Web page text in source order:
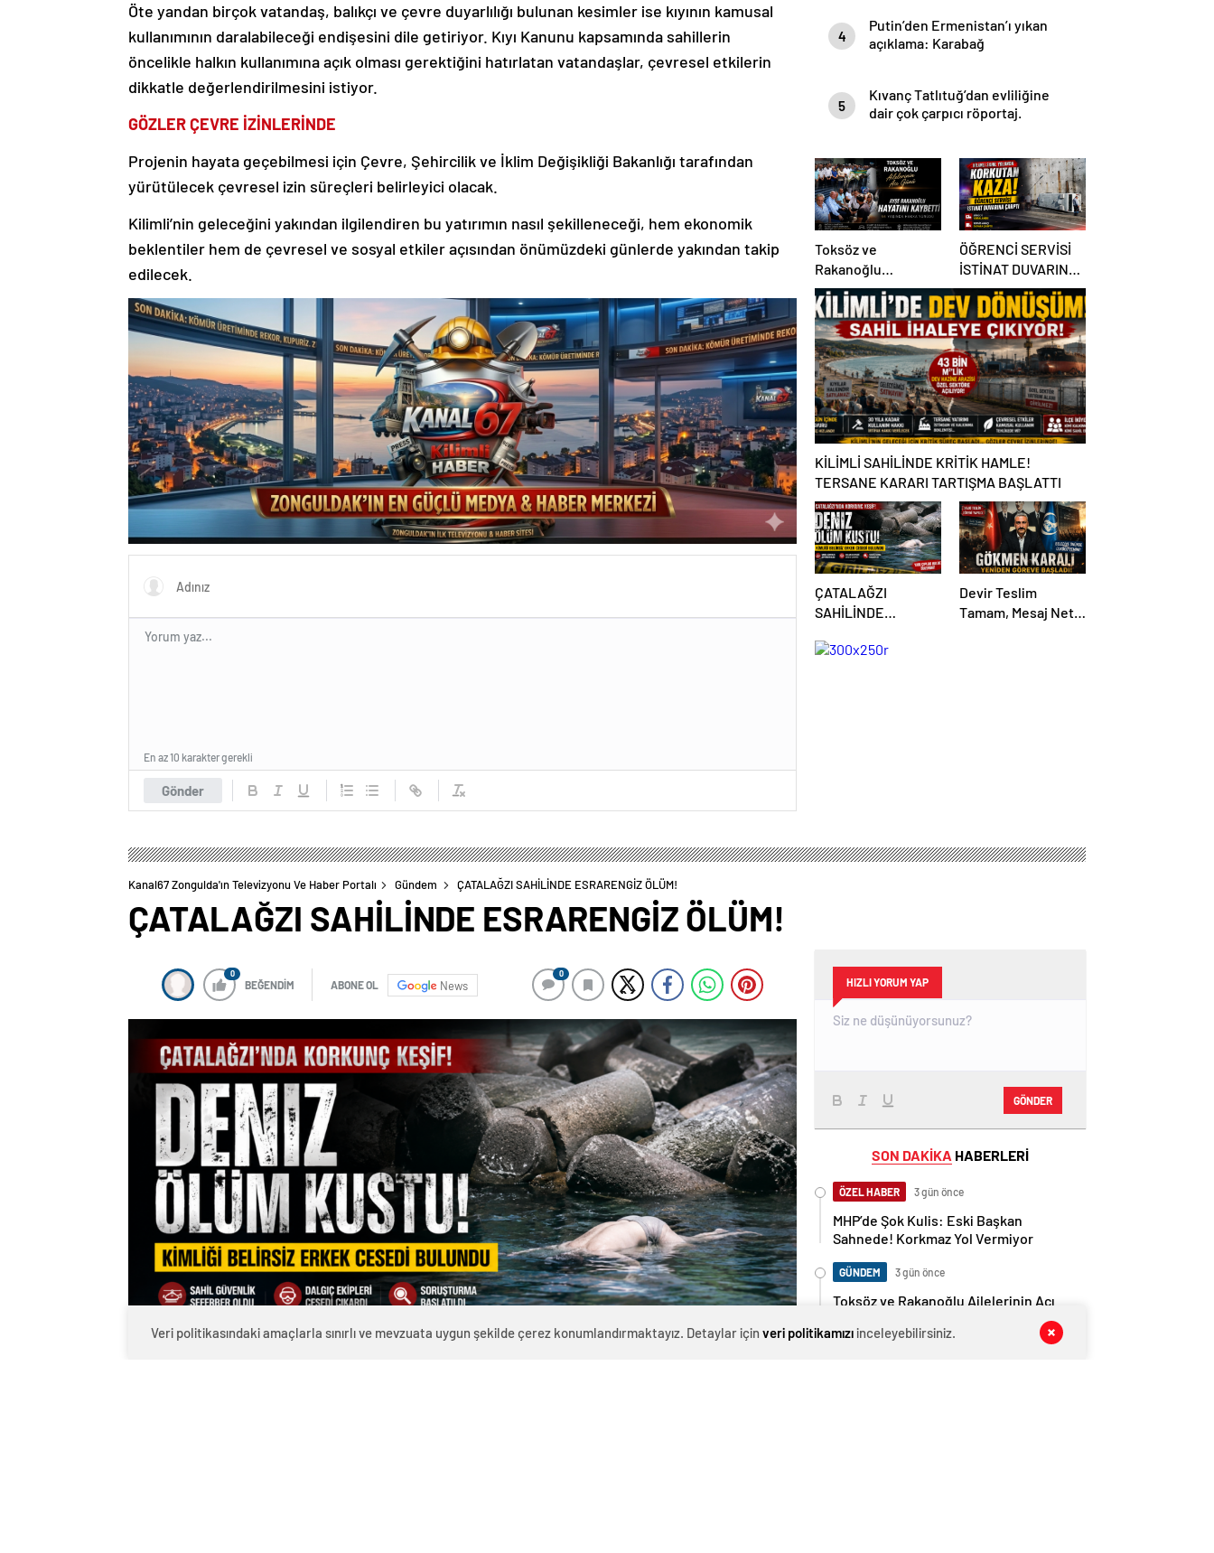
Öte yandan birçok vatandaş, balıkçı ve çevre duyarlılığı bulunan kesimler ise kıyının kamusal
kullanımının daralabileceği endişesini dile getiriyor. Kıyı Kanunu kapsamında sahillerin
öncelikle halkın kullanımına açık olması gerektiğini hatırlatan vatandaşlar, çevresel etkilerin
dikkatle değerlendirilmesini istiyor.
GÖZLER ÇEVRE İZİNLERİNDE
Projenin hayata geçebilmesi için Çevre, Şehircilik ve İklim Değişikliği Bakanlığı tarafından
yürütülecek çevresel izin süreçleri belirleyici olacak.
Kilimli’nin geleceğini yakından ilgilendiren bu yatırımın nasıl şekilleneceği, hem ekonomik
beklentiler hem de çevresel ve sosyal etkiler açısından önümüzdeki günlerde yakından takip
edilecek.
Gönder
En az 10 karakter gerekli
4
Putin’den Ermenistan’ı yıkan
açıklama: Karabağ
5
Kıvanç Tatlıtuğ’dan evliliğine
dair çok çarpıcı röportaj.
Toksöz ve
Rakanoğlu
Ailelerinin Acı Günü
ÖĞRENCİ SERVİSİ
İSTİNAT DUVARINA
ÇARPTI
KİLİMLİ SAHİLİNDE KRİTİK HAMLE!
TERSANE KARARI TARTIŞMA BAŞLATTI
ÇATALAĞZI
SAHİLİNDE
ÖLÜM!
Devir Teslim
Tamam, Mesaj Net
Kanal67 Zongulda'ın Televizyonu Ve Haber Portalı Gündem ÇATALAĞZI SAHİLİNDE ESRARENGİZ ÖLÜM!
ÇATALAĞZI SAHİLİNDE ESRARENGİZ ÖLÜM!
0
BEĞENDİM ABONE OL News
0
HIZLI YORUM YAP
GÖNDER
SON DAKİKA HABERLERİ
ÖZEL HABER 3 gün önce
MHP’de Şok Kulis: Eski Başkan
Sahnede! Korkmaz Yol Vermiyor
GÜNDEM 3 gün önce
Toksöz ve Rakanoğlu Ailelerinin Acı
Veri politikasındaki amaçlarla sınırlı ve mevzuata uygun şekilde çerez konumlandırmaktayız. Detaylar için veri politikamızıinceleyebilirsiniz.